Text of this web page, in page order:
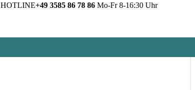
HOTLINE+49 3585 86 78 86 Mo-Fr 8-16:30 Uhr